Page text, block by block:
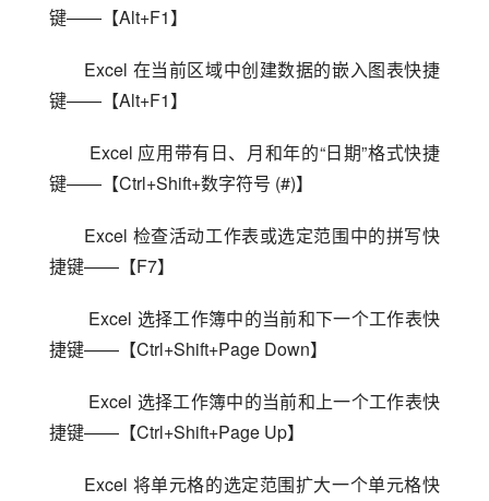
键——【Alt+F1】
Excel 在当前区域中创建数据的嵌入图表快捷
键——【Alt+F1】
键——【Ctrl+Shift+数字符号 (#)】
Excel 检查活动工作表或选定范围中的拼写快
捷键——【F7】
捷键——【Ctrl+Shift+Page Down】
捷键——【Ctrl+Shift+Page Up】
Excel 将单元格的选定范围扩大一个单元格快